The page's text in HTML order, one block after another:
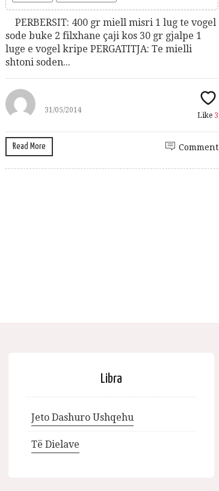
PERBERSIT: 400 gr miell misri 1 lug te vogel
sode buke 2 filxhane çaji kos 30 gr gjalpe 1
luge e vogel kripe PERGATITJA: Te mielli
shtoni soden...
31/05/2014
Like 3
Read More Comment
Libra
Jeto Dashuro Ushqehu
Të Dielave